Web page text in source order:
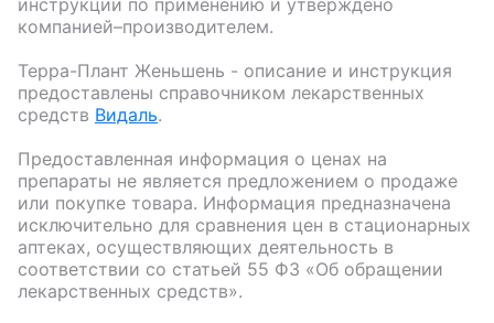
инструкции по применению и утверждено
компанией–производителем.
Терра-Плант Женьшень - описание и инструкция
предоставлены справочником лекарственных
средств Видаль.
Предоставленная информация о ценах на
препараты не является предложением о продаже
или покупке товара. Информация предназначена
исключительно для сравнения цен в стационарных
аптеках, осуществляющих деятельность в
соответствии со статьей 55 ФЗ «Об обращении
лекарственных средств».